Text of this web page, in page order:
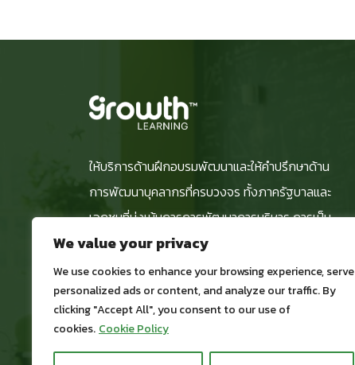
We value your privacy
We use cookies to enhance your browsing experience, serve
personalized ads or content, and analyze our traffic. By
clicking "Accept All", you consent to our use of
cookies. Cookie Policy
ให้บริการด้านฝึกอบรมพัฒนาและให้คำปรึกษาด้าน
การพัฒนาบุคลากรที่ครบวงจร ทั้งภาครัฐบาลและ
เอกชนที่มุ่งเน้นการการพัฒนาการบริหาร การเป็น
ผู้นำในทุกระดับ